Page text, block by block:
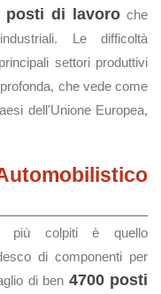
posti di lavoro che
Le difficoltà
settori produttivi
che vede come
dell'Unione Europea,
colpiti è quello
di componenti per
di ben 4700 posti